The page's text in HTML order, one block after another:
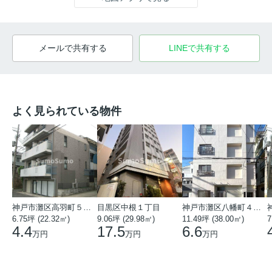
メールで共有する LINEで共有する
よく見られている物件
6.75坪 (22.32㎡)
4.4万円
目黒区中根１丁目
9.06坪 (29.98㎡)
17.5万円
11.49坪 (38.00㎡)
6.6万円